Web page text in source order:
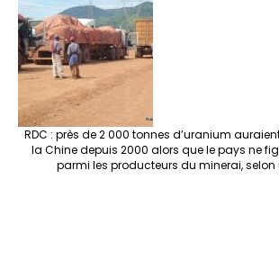
RDC : près de 2 000 tonnes d’uranium
la Chine depuis 2000 alors que le pays ne
parmi les producteurs du minerai, selon